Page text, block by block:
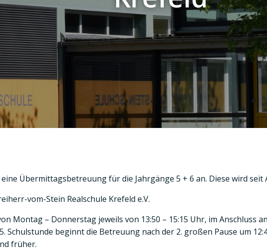
Übermittagsbetreuung für die Jahrgänge 5 + 6 an. Diese wird
vom-Stein Realschule Krefeld e.V.
Montag – Donnerstag jeweils von 13:50 – 15:15 Uhr, im Anschluss
Schulstunde beginnt die Betreuung nach der 2. großen Pause um
früher.